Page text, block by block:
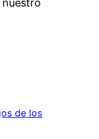
nuestro
de los